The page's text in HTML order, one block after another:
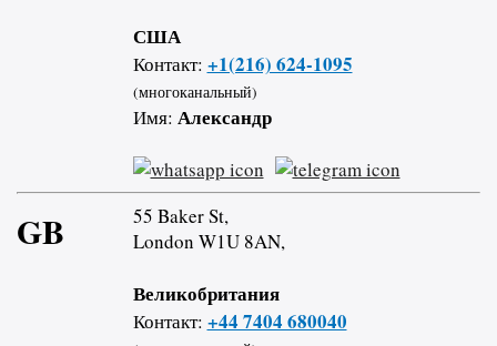
США
Контакт: +1(216) 624-1095
(многоканальный)
Имя: Александр
GB
55 Baker St,
London W1U 8AN,
Великобритания
Контакт: +44 7404 680040